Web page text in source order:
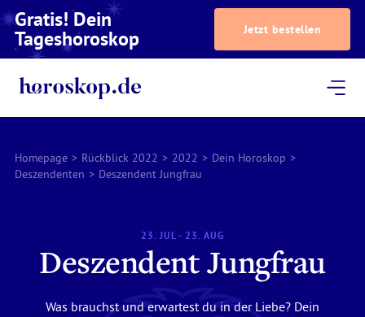
Gratis! Dein
Tageshoroskop Jetzt bestellen
Homepage > Rückblick 2022 > 2022 > Dein Horoskop >
Deszendenten > Deszendent Jungfrau
23. JUL - 23. AUG
Deszendent Jungfrau
Was brauchst und erwartest du in der Liebe? Dein